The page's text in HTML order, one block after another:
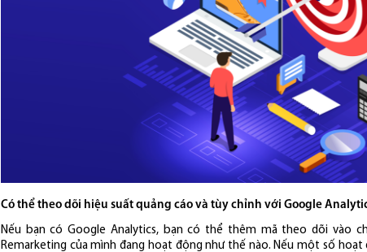
Có thể theo dõi hiệu suất quảng cáo và tùy chỉnh với Google
Nếu bạn có Google Analytics, bạn có thể thêm mã theo dõi vào
Remarketing của mình đang hoạt động như thế nào. Nếu một số